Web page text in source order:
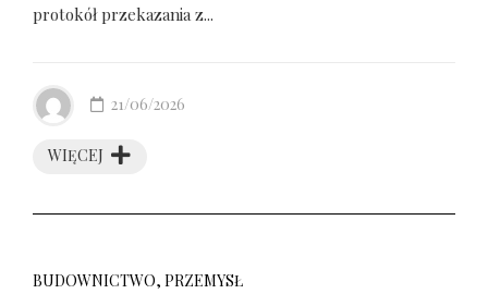
protokół przekazania z...
WIĘCEJ
21/06/2026
BUDOWNICTWO, PRZEMYSŁ